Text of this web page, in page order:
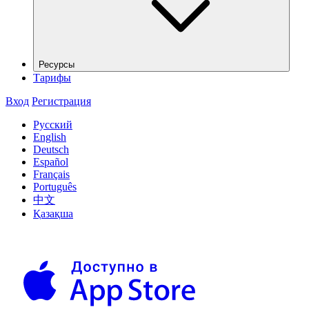
Ресурсы
Тарифы
Вход Регистрация
Русский
English
Deutsch
Español
Français
Português
中文
Қазақша